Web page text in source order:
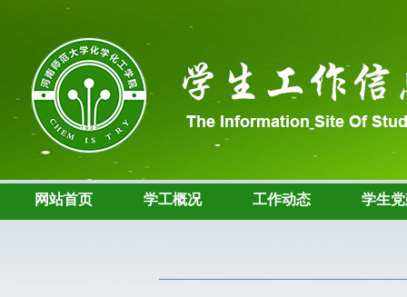
网站首页 学工概况 工作动态 学生